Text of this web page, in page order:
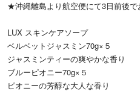
★沖縄離島より航空便にて3日前後
LUX スキンケアソープ
ベルベットジャスミン70g×５
ジャスミンティーの爽やかな香り
ブルーピオニー70g×５
ピオニーの芳醇な大人な香り